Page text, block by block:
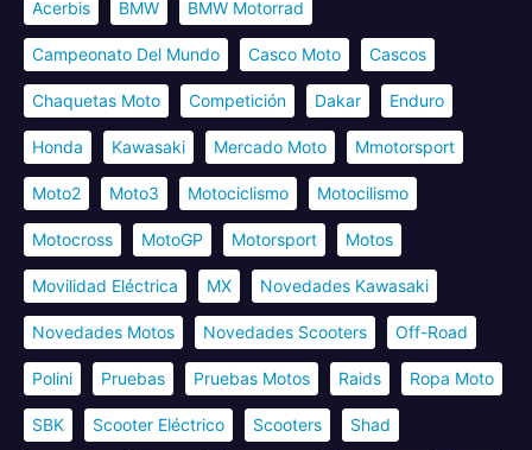
Acerbis BMW BMW Motorrad
Campeonato Del Mundo Casco Moto Cascos
Chaquetas Moto Competición Dakar Enduro
Honda Kawasaki Mercado Moto Mmotorsport
Moto2 Moto3 Motociclismo Motocilismo
Motocross MotoGP Motorsport Motos
Movilidad Eléctrica MX Novedades Kawasaki
Novedades Motos Novedades Scooters Off-Road
Polini Pruebas Pruebas Motos Raids Ropa Moto
SBK Scooter Eléctrico Scooters Shad